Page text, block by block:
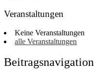
Veranstaltungen
Keine Veranstaltungen
alle Veranstaltungen
Beitragsnavigation